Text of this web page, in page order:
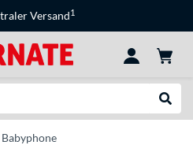
Versand1
Babyphone